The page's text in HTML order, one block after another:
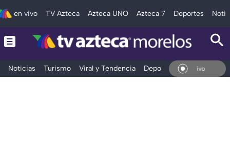
en vivo TV Azteca Azteca UNO Azteca 7 Deportes
Noticias Turismo Viral y Tendencia Deportes Espectáculos
En Vivo